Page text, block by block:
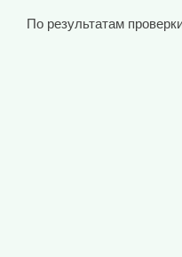
По результатам